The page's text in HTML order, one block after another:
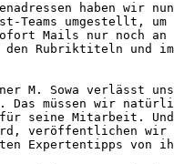
haben wir
Teams umgestellt, um
Mails nur noch an
Rubriktiteln und
M. Sowa verlässt
Das müssen wir
seine Mitarbeit.
veröffentlichen
Expertentipps von